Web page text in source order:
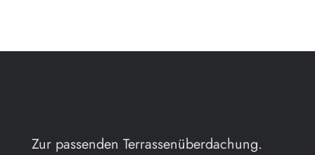
Zur passenden Terrassenüberdachung.